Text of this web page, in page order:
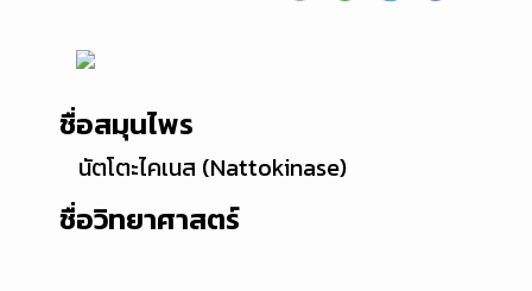
ชื่อสมุนไพร
นัตโตะไคเนส (Nattokinase)
ชื่อวิทยาศาสตร์